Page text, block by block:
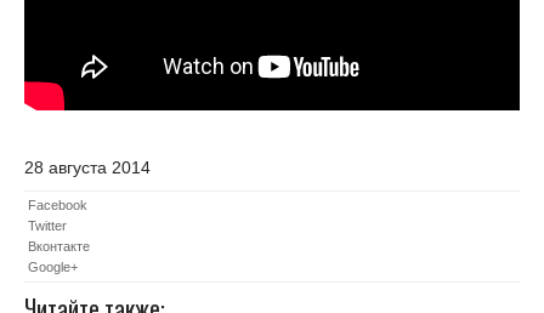
28 августа 2014
Facebook
Twitter
Вконтакте
Google+